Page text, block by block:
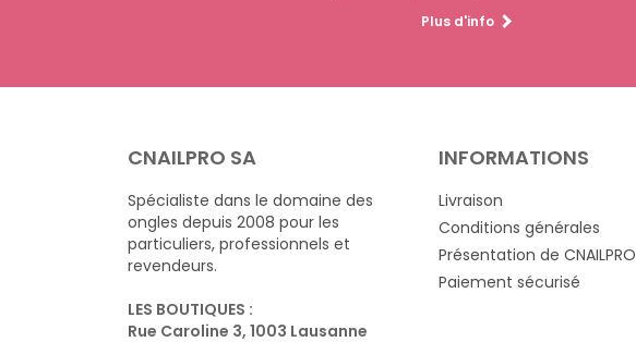
Plus d'info
CNAILPRO SA
Spécialiste dans le domaine des
ongles depuis 2008 pour les
particuliers, professionnels et
revendeurs.
LES BOUTIQUES :
Rue Caroline 3, 1003 Lausanne
INFORMATIONS
Livraison
Conditions générales
Présentation de CNAILPRO
Paiement sécurisé